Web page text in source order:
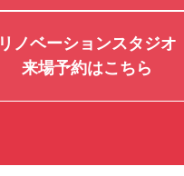
リノベーションスタジオ
来場予約はこちら